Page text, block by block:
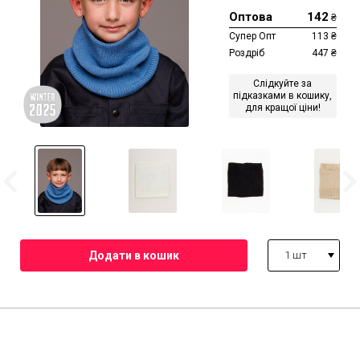
Оптова 142 ₴
Супер Опт
113 ₴
Роздріб
447 ₴
Слідкуйте за
підказками в кошику,
для кращої ціни!
1 шт